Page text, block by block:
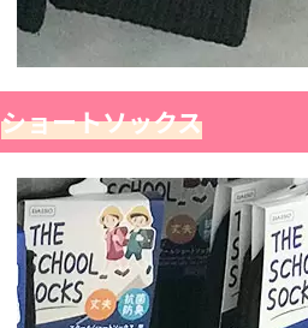
ショートソックス